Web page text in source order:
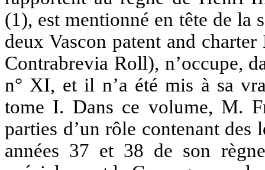
(1), est mentionné en tête de la
deux Vascon patent and
Contrabrevia Roll), n’occupe,
n° XI, et il n’a été mis à sa
tome I. Dans ce volume, M.
parties d’un rôle contenant
années 37 et 38 de son